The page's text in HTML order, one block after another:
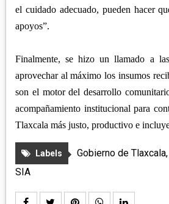
el cuidado adecuado, pueden hacer
apoyos”.
Finalmente, se hizo un llamado a
aprovechar al máximo los insumos
son el motor del desarrollo
acompañamiento institucional para
Tlaxcala más justo, productivo e
Labels Gobierno de Tlaxcala,
SIA